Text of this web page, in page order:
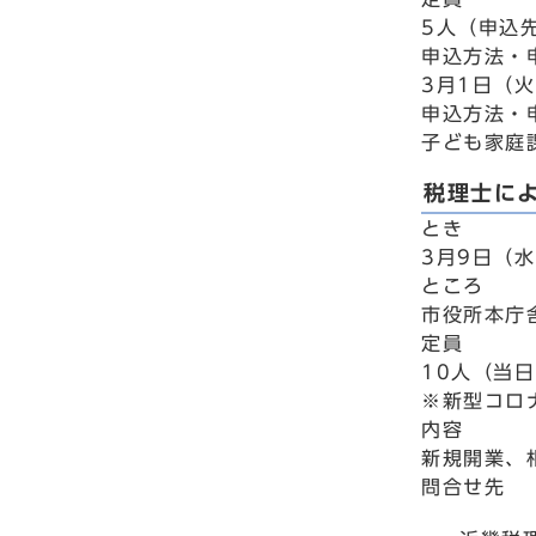
5人（申込
申込方法・
3月1日（
申込方法
子ども家
税理士に
とき
3月9日（
ところ
市役所本庁
定員
10人（当
※新型コロ
内容
新規開業、
問合せ先